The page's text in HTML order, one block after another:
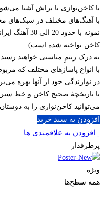
با کاخن‌نوازی با براش آشنا
با آهنگ‌های مختلف در سبک‌های
نمونه با
کاخن نواخته شده است).
به درک ریتمِ مناسبی خواهید رسید.
با انواع پاساژهای مختلف که
در نوازندگی خود از آنها بهره
با تاریخچۀ صحیح کاخن و خط
می‌توانید کاخن‌نوازی را به دوستان
افزودن به سبد خرید
افزودن به علاقمندی ها
پرطرفدار
ویژه
همه سطح‌ها